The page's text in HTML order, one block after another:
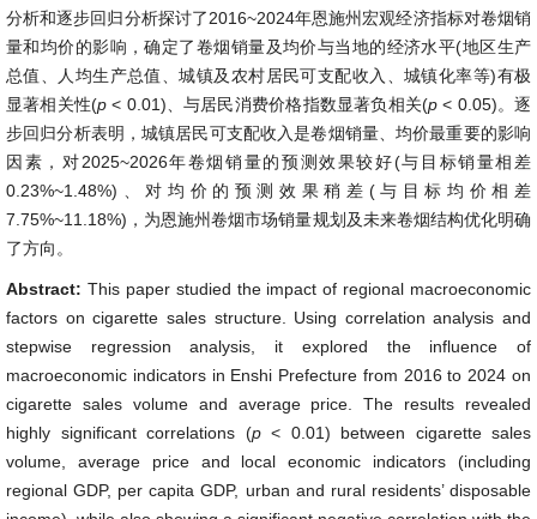
分析和逐步回归分析探讨了2016~2024年恩施州宏观经济指标对卷烟销
量和均价的影响，确定了卷烟销量及均价与当地的经济水平(地区生产
总值、人均生产总值、城镇及农村居民可支配收入、城镇化率等)有极
显著相关性(p < 0.01)、与居民消费价格指数显著负相关(p < 0.05)。逐
步回归分析表明，城镇居民可支配收入是卷烟销量、均价最重要的影响
因素，对2025~2026年卷烟销量的预测效果较好(与目标销量相差
0.23%~1.48%)、对均价的预测效果稍差(与目标均价相差
7.75%~11.18%)，为恩施州卷烟市场销量规划及未来卷烟结构优化明确
了方向。
Abstract: This paper studied the impact of regional macroeconomic
factors on cigarette sales structure. Using correlation analysis and
stepwise regression analysis, it explored the influence of
macroeconomic indicators in Enshi Prefecture from 2016 to 2024 on
cigarette sales volume and average price. The results revealed
highly significant correlations (p< 0.01) between cigarette sales
volume, average price and local economic indicators (including
regional GDP, per capita GDP, urban and rural residents’ disposable